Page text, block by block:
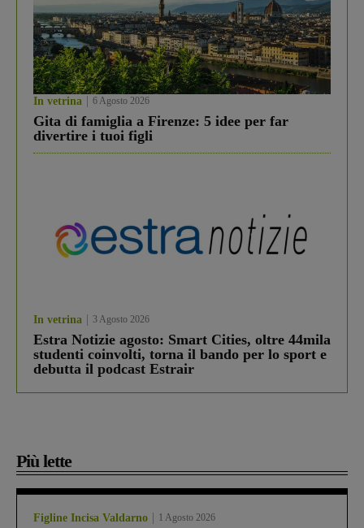
In vetrina 6 Agosto 2026
Gita di famiglia a Firenze: 5 idee per far
divertire i tuoi figli
In vetrina 3 Agosto 2026
Estra Notizie agosto: Smart Cities, oltre 44mila
studenti coinvolti, torna il bando per lo sport e
debutta il podcast Estrair
Più lette
Figline Incisa Valdarno 1 Agosto 2026